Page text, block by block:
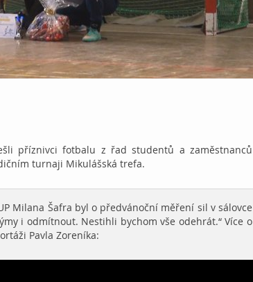
příznivci fotbalu z řad studentů a zaměstnanců
turnaji Mikulášská trefa.
Milana Šafra byl o předvánoční měření sil v sálovce
i odmítnout. Nestihli bychom vše odehrát.“ Více o
Pavla Zoreníka: